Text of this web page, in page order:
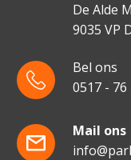
De Alde
9035 VP
Bel ons
0517 - 76
Mail ons